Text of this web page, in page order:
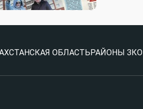
ОБЛАСТЬ РАЙОНЫ ЗКО